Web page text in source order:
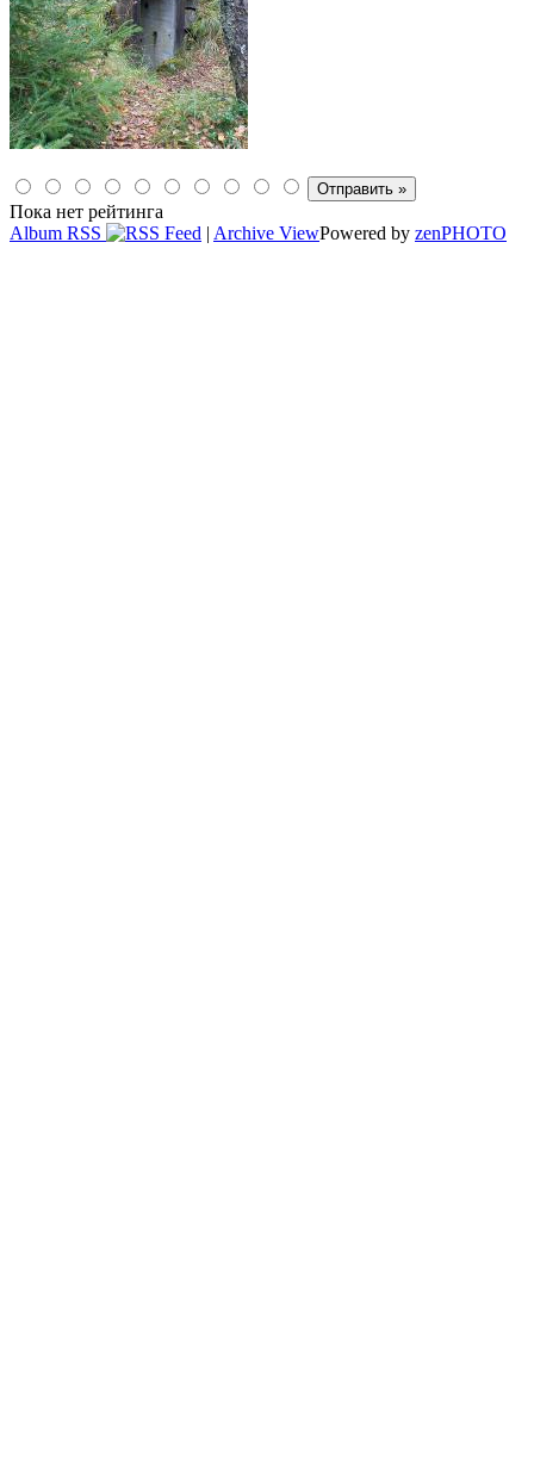
Пока нет рейтинга
Album RSS
| Archive ViewPowered by zenPHOTO